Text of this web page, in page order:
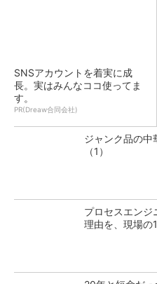
SNSアカウントを着実に成
長。実はみんなココ使ってま
す。
PR(Dreaw合同会社)
ジャンク品の中
（1）
プロセスエンジ
理由を、現場の